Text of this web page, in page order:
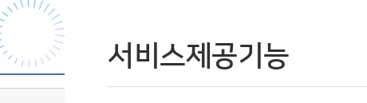
서비스제공기능